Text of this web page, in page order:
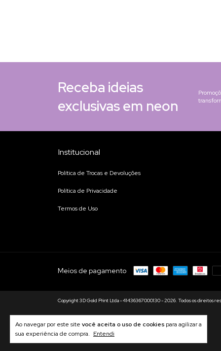
Ao navegar por este site você aceita o uso de cookies para agilizar a
sua experiência de compra. Entendi
Receba ideias
exclusivas em neon
Institucional
Política de Trocas e Devoluções
Política de Privacidade
Termos de Uso
Meios de pagamento
Copyright 3D Gold Print Ltda - 41436367000130 - 2026. Todos os direitos